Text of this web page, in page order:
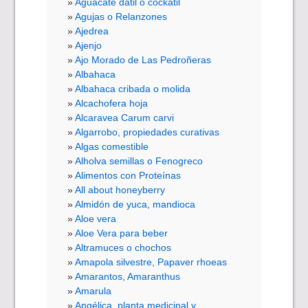
Agujas o Relanzones
Ajedrea
Ajenjo
Ajo Morado de Las Pedroñeras
Albahaca
Albahaca cribada o molida
Alcachofera hoja
Alcaravea Carum carvi
Algarrobo, propiedades curativas
Algas comestible
Alholva semillas o Fenogreco
Alimentos con Proteínas
All about honeyberry
Almidón de yuca, mandioca
Aloe vera
Aloe Vera para beber
Altramuces o chochos
Amapola silvestre, Papaver rhoeas
Amarantos, Amaranthus
Amarula
Angélica, planta medicinal y